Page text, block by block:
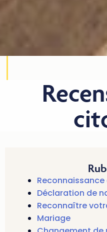
Déclaration de
Reconnaître
Mariage